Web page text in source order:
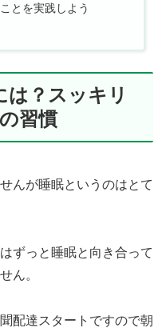
とを実践しよう
？スッキリ
習慣
んが睡眠というのはとて
ずっと睡眠と向き合って
ん。
配達スタートですので朝